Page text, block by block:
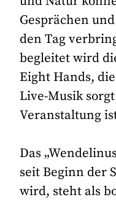
Gesprächen
den Tag
begleitet wird
Eight Hands,
Live-Musik
Veranstaltung
Das
seit Beginn der
wird, steht als